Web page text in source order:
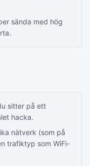
sända med hög
sitter på ett
hacka.
nätverk (som på
trafiktyp som WiFi-